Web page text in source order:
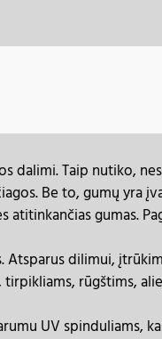
Taip nutiko,
Be to, gumų yra
gumas.
Atsparus dilimui,
rūgštims,
UV spinduliams,